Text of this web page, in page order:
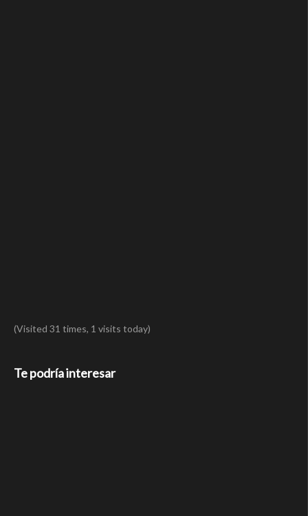
(Visited 31 times, 1 visits today)
Te podría interesar